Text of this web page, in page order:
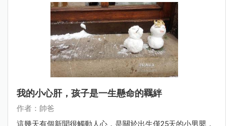
我的小心肝，孩子是一生懸命的羈絆
作者：帥爸
這幾天有個新聞很觸動人心，是關於出生僅25天的小男嬰，